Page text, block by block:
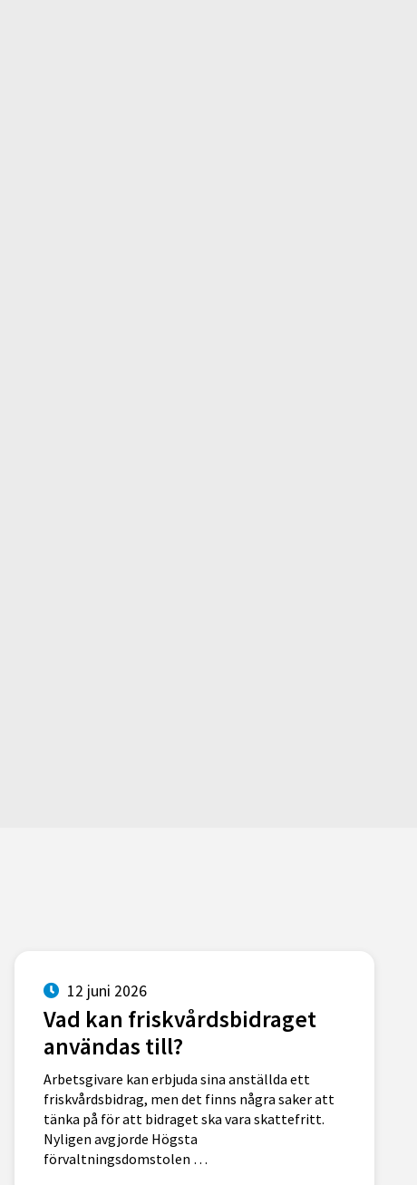
12 juni 2026
Vad kan friskvårdsbidraget
användas till?
Arbetsgivare kan erbjuda sina anställda ett
friskvårdsbidrag, men det finns några saker att
tänka på för att bidraget ska vara skattefritt.
Nyligen avgjorde Högsta
förvaltningsdomstolen …